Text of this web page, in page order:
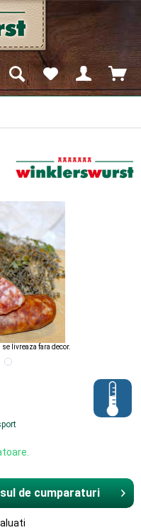
livreaza fara decor.
de cumparaturi
Hinzugefügt